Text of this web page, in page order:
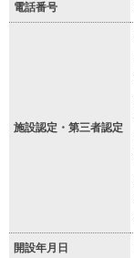
電話番号
施設認定・第三者認定
開設年月日